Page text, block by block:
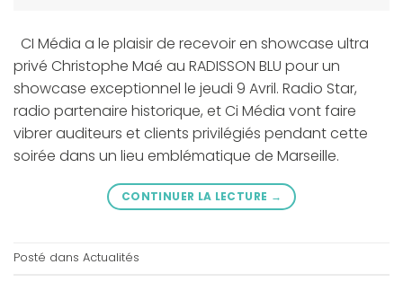
CI Média a le plaisir de recevoir en showcase ultra
privé Christophe Maé au RADISSON BLU pour un
showcase exceptionnel le jeudi 9 Avril. Radio Star,
radio partenaire historique, et Ci Média vont faire
vibrer auditeurs et clients privilégiés pendant cette
soirée dans un lieu emblématique de Marseille.
CONTINUER LA LECTURE →
Posté dans Actualités